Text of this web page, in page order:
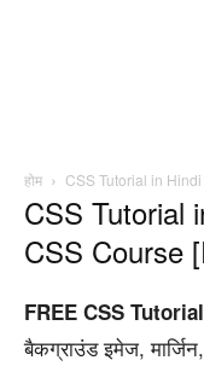
होम CSS Tutorial in
CSS Tutorial
CSS Course
FREE CSS
बैकग्राउंड इमेज, मार्जिन,